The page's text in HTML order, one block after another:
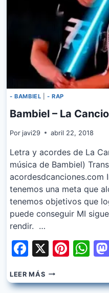
- BAMBIEL - RAP
Bambiel – La
Por javi29 abril 22, 2018
Letra y acordes de La
música de Bambiel)
tenemos una meta que
tenemos objetivos que
puede conseguir MI
rendir. …
Facebook
X
LEER MÁSBAMBIEL
–
LA